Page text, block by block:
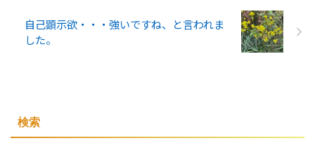
自己顕示欲・・・強いですね、と言われま
した。
検索